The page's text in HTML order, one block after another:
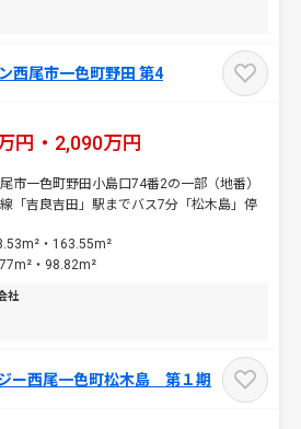
西尾市一色町野田 第4
円・2,090万円
市一色町野田小島口74番2の一部（地番）
「吉良吉田」駅までバス7分「松木島」停
・ 163.55m²
・ 98.82m²
社
ー西尾一色町松木島 第１期